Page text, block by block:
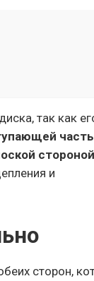
так как
и
сторон,